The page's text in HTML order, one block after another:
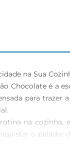
na Sua
Chocolate é a
para
na
o